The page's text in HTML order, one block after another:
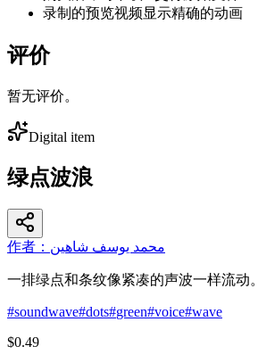
录制的预览视频显示精确的动画
评价
暂无评价。
Digital item
绿点波浪
作者：محمد يوسف شاهين
一排绿点和条纹像紧凑的声波一样流动。
#soundwave#dots#green#voice#wave
$0.49